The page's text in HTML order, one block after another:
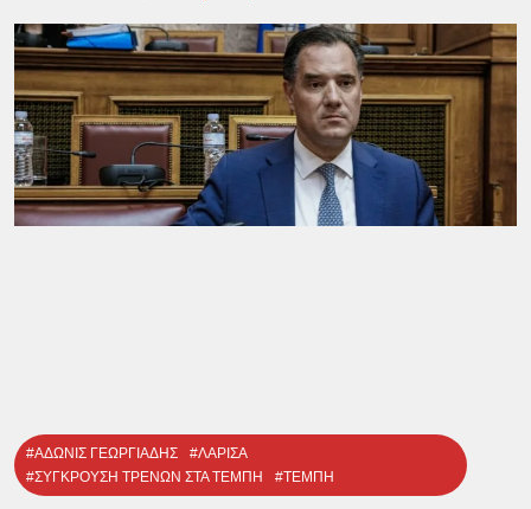
#ΑΔΩΝΙΣ ΓΕΩΡΓΙΑΔΗΣ
#ΛΑΡΙΣΑ
#ΣΥΓΚΡΟΥΣΗ ΤΡΕΝΩΝ ΣΤΑ ΤΕΜΠΗ
#ΤΕΜΠΗ